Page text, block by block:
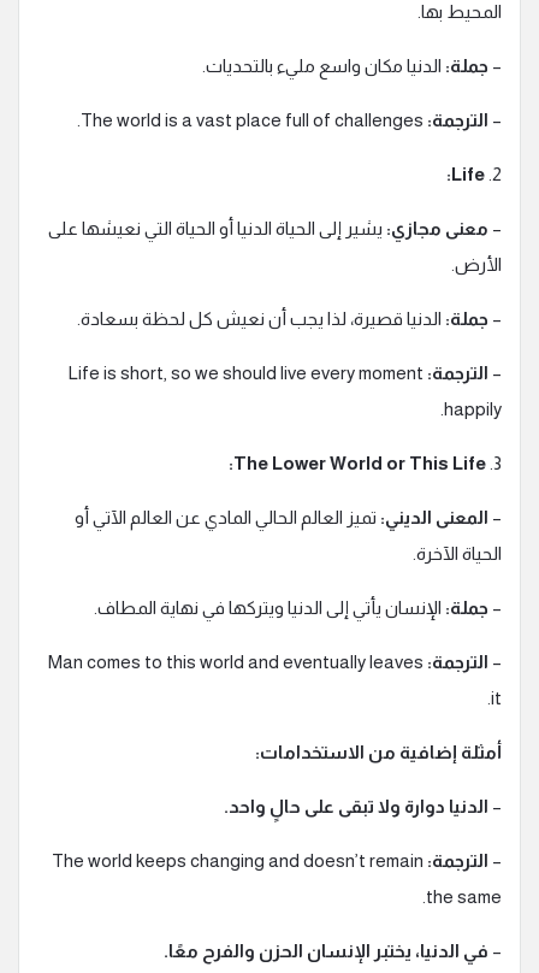
المحيط بها.
– جملة: الدنيا مكان واسع مليء بالتحديات.
– الترجمة:
2.
Life:
– معنى مجازي: يشير إلى الحياة الدنيا أو الحياة التي نعيشها على
الأرض.
– جملة: الدنيا قصيرة، لذا يجب أن نعيش كل لحظة بسعادة.
– الترجمة: Life is short, so we should live every moment
happily.
3.
The Lower World or This Life:
– المعنى الديني: تميز العالم الحالي المادي عن العالم الآتي أو
الحياة الآخرة.
– جملة: الإنسان يأتي إلى الدنيا ويتركها في نهاية المطاف.
– الترجمة: Man comes to this world and eventually leaves
it.
أمثلة إضافية من الاستخدامات:
– الدنيا دوارة ولا تبقى على حالٍ واحد.
– الترجمة: The world keeps changing and doesn’t remain
the same.
– في الدنيا، يختبر الإنسان الحزن والفرح معًا.